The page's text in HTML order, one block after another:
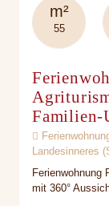
m²
55
Familien-
Landesinneres
Ferienwohnung
mit 360°